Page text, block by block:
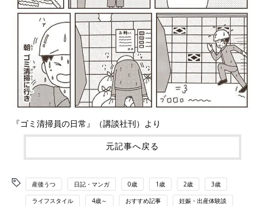
『ゴミ清掃員の日常』（講談社刊）より
元記事へ戻る
産後うつ 日記・マンガ 0歳 1歳 2歳 3歳
ライフスタイル 4歳～ おすすめ記事 妊娠・出産体験談